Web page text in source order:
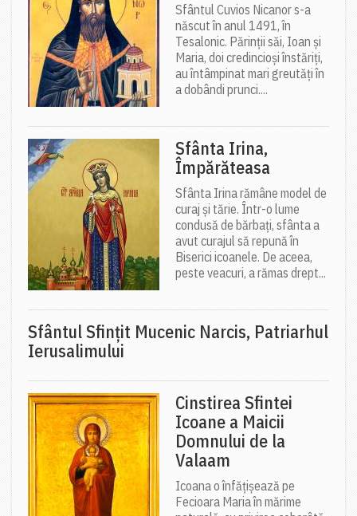
Sfântul Cuvios Nicanor s-a
născut în anul 1491, în
Tesalonic. Părinții săi, Ioan și
Maria, doi credincioși înstăriți,
au întâmpinat mari greutăți în
a dobândi prunci....
Sfânta Irina,
Împărăteasa
Sfânta Irina rămâne model de
curaj și tărie. Într-o lume
condusă de bărbați, sfânta a
avut curajul să repună în
Biserici icoanele. De aceea,
peste veacuri, a rămas drept...
Sfântul Sfinţit Mucenic Narcis, Patriarhul
Ierusalimului
Cinstirea Sfintei
Icoane a Maicii
Domnului de la
Valaam
Icoana o înfățișează pe
Fecioara Maria în mărime